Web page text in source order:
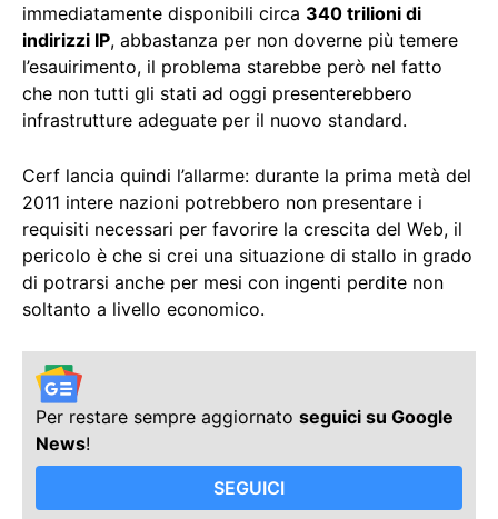
immediatamente disponibili circa 340 trilioni di
indirizzi IP, abbastanza per non doverne più temere
l’esauirimento, il problema starebbe però nel fatto
che non tutti gli stati ad oggi presenterebbero
infrastrutture adeguate per il nuovo standard.
Cerf lancia quindi l’allarme: durante la prima metà del
2011 intere nazioni potrebbero non presentare i
requisiti necessari per favorire la crescita del Web, il
pericolo è che si crei una situazione di stallo in grado
di potrarsi anche per mesi con ingenti perdite non
soltanto a livello economico.
Per restare sempre aggiornato seguici su Google
News!
SEGUICI